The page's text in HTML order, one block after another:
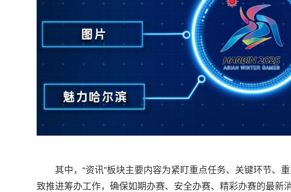
其中，“资讯”板块主要内容为紧盯重点任务、关键环节、
致推进筹办工作，确保如期办赛、安全办赛、精彩办赛的最新消